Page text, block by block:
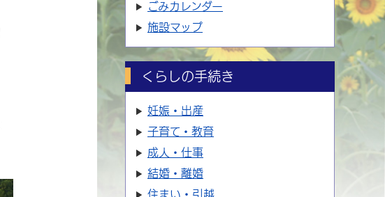
ごみカレンダー
施設マップ
くらしの手続き
妊娠・出産
子育て・教育
成人・仕事
結婚・離婚
住まい・引越